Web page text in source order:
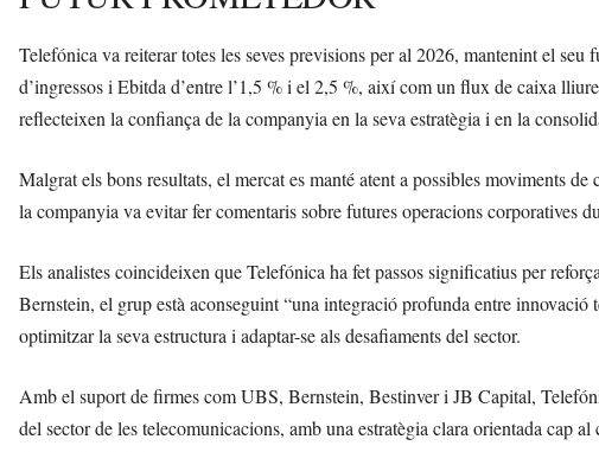
Telefónica va reiterar totes les seves previsions per al 2026, mantenint el
d’ingressos i Ebitda d’entre l’1,5 % i el 2,5 %, així com un flux de caixa
reflecteixen la confiança de la companyia en la seva estratègia i en la
Malgrat els bons resultats, el mercat es manté atent a possibles moviments
la companyia va evitar fer comentaris sobre futures operacions corporatives
Els analistes coincideixen que Telefónica ha fet passos significatius per
Bernstein, el grup està aconseguint “una integració profunda entre
optimitzar la seva estructura i adaptar-se als desafiaments del sector.
Amb el suport de firmes com UBS, Bernstein, Bestinver i JB Capital,
del sector de les telecomunicacions, amb una estratègia clara orientada cap